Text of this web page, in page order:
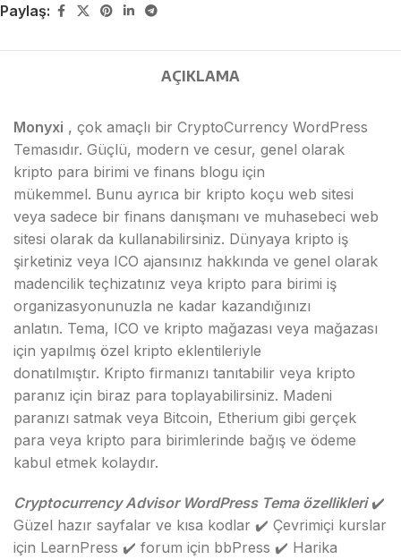
Paylaş:
AÇIKLAMA
Monyxi , çok amaçlı bir CryptoCurrency WordPress
Temasıdır. Güçlü, modern ve cesur, genel olarak
kripto para birimi ve finans blogu için
mükemmel. Bunu ayrıca bir kripto koçu web sitesi
veya sadece bir finans danışmanı ve muhasebeci web
sitesi olarak da kullanabilirsiniz. Dünyaya kripto iş
şirketiniz veya ICO ajansınız hakkında ve genel olarak
madencilik teçhizatınız veya kripto para birimi iş
organizasyonunuzla ne kadar kazandığınızı
anlatın. Tema, ICO ve kripto mağazası veya mağazası
için yapılmış özel kripto eklentileriyle
donatılmıştır. Kripto firmanızı tanıtabilir veya kripto
paranız için biraz para toplayabilirsiniz. Madeni
paranızı satmak veya Bitcoin, Etherium gibi gerçek
para veya kripto para birimlerinde bağış ve ödeme
kabul etmek kolaydır.
Cryptocurrency Advisor WordPress Tema özellikleri✔️
Güzel hazır sayfalar ve kısa kodlar ✔️ Çevrimiçi kurslar
için LearnPress ✔️ forum için bbPress ✔️ Harika